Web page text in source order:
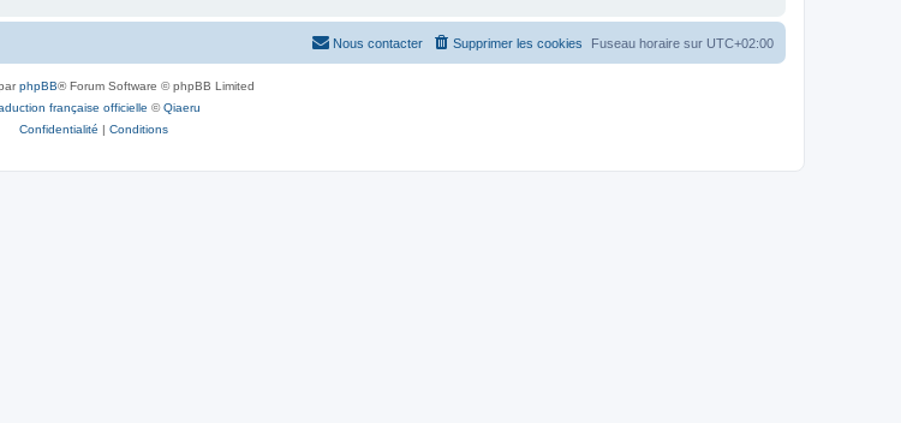
Fuseau horaire sur UTC+02:00
Supprimer les cookies
Nous contacter
phpBB® Forum Software © phpBB Limited
française officielle ©Qiaeru
Confidentialité | Conditions